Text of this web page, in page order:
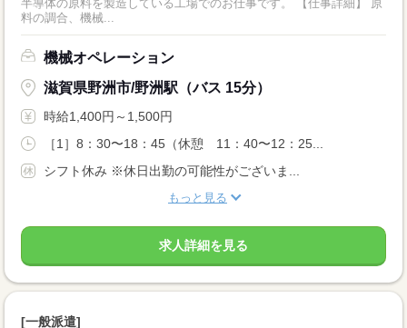
半導体の原料を製造している工場でのお仕事です。 【仕事詳細】 原
料の調合、機械...
機械オペレーション
滋賀県野洲市/野洲駅（バス 15分）
時給1,400円～1,500円
［1］8：30〜18：45（休憩 11：40〜12：25...
シフト休み ※休日出勤の可能性がございま...
もっと見る
求人詳細を見る
[一般派遣]